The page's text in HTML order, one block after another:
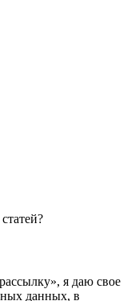
я даю свое
данных, в